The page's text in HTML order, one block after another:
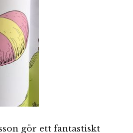
gör ett fantastiskt